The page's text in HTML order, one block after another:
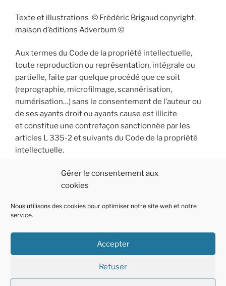
Gérer le consentement aux
cookies
Nous utilisons des cookies pour optimiser notre site web et notre
service.
Accepter
Refuser
Texte et illustrations © Frédéric Brigaud copyright,
maison d’éditions Adverbum ©
Aux termes du Code de la propriété intellectuelle,
toute reproduction ou représentation, intégrale ou
partielle, faite par quelque procédé que ce soit
(reprographie, microfilmage, scannérisation,
numérisation…) sans le consentement de l’auteur ou
de ses ayants droit ou ayants cause est illicite
et constitue une contrefaçon sanctionnée par les
articles L 335-2 et suivants du Code de la propriété
intellectuelle.
PolitiqueE-
Linkedin